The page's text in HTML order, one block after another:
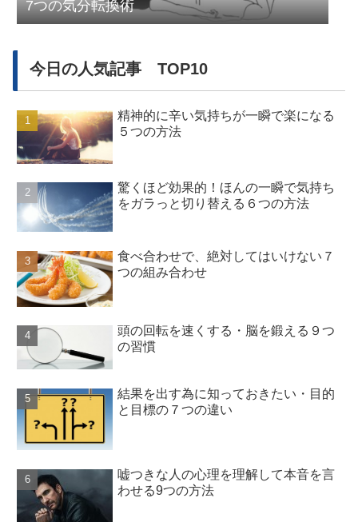
7つの気分転換術
今日の人気記事 TOP10
精神的に辛い気持ちが一瞬で楽になる
５つの方法
驚くほど効果的！ほんの一瞬で気持ち
をガラっと切り替える６つの方法
食べ合わせで、絶対してはいけない７
つの組み合わせ
頭の回転を速くする・脳を鍛える９つ
の習慣
結果を出す為に知っておきたい・目的
と目標の７つの違い
嘘つきな人の心理を理解して本音を言
わせる9つの方法